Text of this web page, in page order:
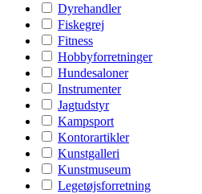
Dyrehandler
Fiskegrej
Fitness
Hobbyforretninger
Hundesaloner
Instrumenter
Jagtudstyr
Kampsport
Kontorartikler
Kunstgalleri
Kunstmuseum
Legetøjsforretning